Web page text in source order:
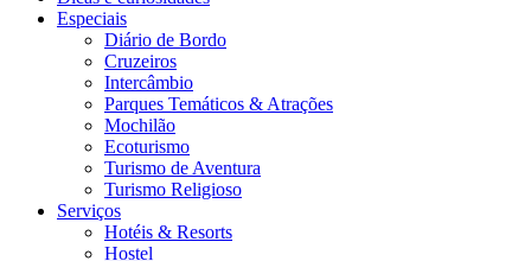
Especiais
Diário de Bordo
Cruzeiros
Intercâmbio
Parques Temáticos & Atrações
Mochilão
Ecoturismo
Turismo de Aventura
Turismo Religioso
Serviços
Hotéis & Resorts
Hostel